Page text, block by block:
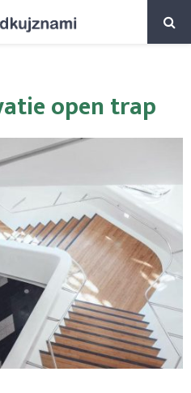
open trap